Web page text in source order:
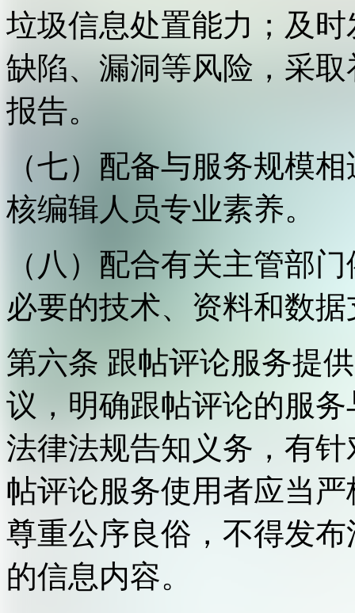
垃圾信息处置能力；及
缺陷、漏洞等风险，采
报告。
（七）配备与服务规模
核编辑人员专业素养。
（八）配合有关主管部
必要的技术、资料和数
第六条 跟帖评论服务提
议，明确跟帖评论的服
法律法规告知义务，有
帖评论服务使用者应当
尊重公序良俗，不得发
的信息内容。